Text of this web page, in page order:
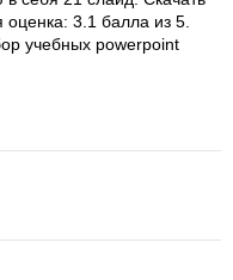
3.1 балла из 5.
учебных powerpoint